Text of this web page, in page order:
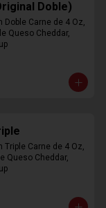
Doble)
Doble Carne de 4 Oz,
Queso Cheddar,
Triple Carne de 4 Oz,
Queso Cheddar,